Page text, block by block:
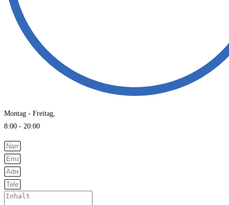
Montag - Freitag,
8:00 - 20:00